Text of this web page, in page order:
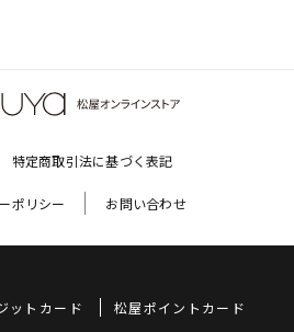
特定商取引法に基づく表記
ポリシー お問い合わせ
ットカード 松屋ポイントカード